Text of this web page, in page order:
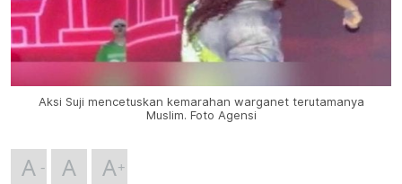
Aksi Suji mencetuskan kemarahan warganet terutamanya
Muslim. Foto Agensi
A A A